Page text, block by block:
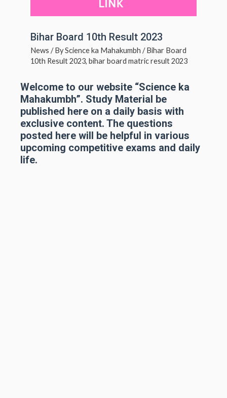
Bihar Board 10th Result 2023
News / ByScience ka Mahakumbh /Bihar Board
10th Result 2023, bihar board matric result 2023
Welcome to our website “Science ka
Mahakumbh”. Study Material be
published here on a daily basis with
exclusive content. The questions
posted here will be helpful in various
upcoming competitive exams and daily
life.